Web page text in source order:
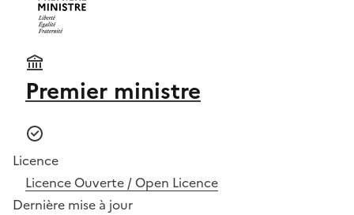
Premier ministre
Licence
Licence Ouverte / Open Licence
Dernière mise à jour